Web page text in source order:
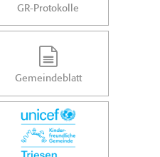
GR-Protokolle
Gemeindeblatt